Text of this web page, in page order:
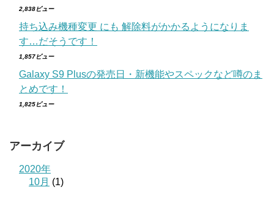
2,838ビュー
持ち込み機種変更 にも 解除料がかかるようになりま
す…だそうです！
1,857ビュー
Galaxy S9 Plusの発売日・新機能やスペックなど噂のま
とめです！
1,825ビュー
アーカイブ
2020年
10月 (1)